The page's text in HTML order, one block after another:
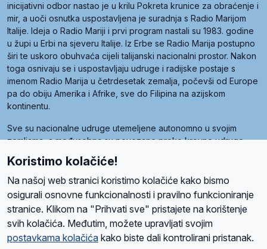
inicijativni odbor nastao je u krilu Pokreta krunice za obraćenje i
mir, a uoči osnutka uspostavljena je suradnja s Radio Marijom
Italije. Ideja o Radio Mariji i prvi program nastali su 1983. godine
u župi u Erbi na sjeveru Italije. Iz Erbe se Radio Marija postupno
širi te uskoro obuhvaća cijeli talijanski nacionalni prostor. Nakon
toga osnivaju se i uspostavljaju udruge i radijske postaje s
imenom Radio Marija u četrdesetak zemalja, počevši od Europe
pa do obiju Amerika i Afrike, sve do Filipina na azijskom
kontinentu.
Sve su nacionalne udruge utemeljene autonomno u svojim
zemljama, a međusobna su povezane preko krovne udruge
Radio Maria). Svjetsku obitelj utemeljilo je sedam članica, među
kojima je i hrvatska Udruga Radio Marija.
O namaRadio ProgramVolonteriPrijateljiKontaktPravila privatnosti
Koristimo kolačiće!
Na našoj web stranici koristimo kolačiće kako bismo
osigurali osnovne funkcionalnosti i pravilno funkcioniranje
stranice. Klikom na "Prihvati sve" pristajete na korištenje
svih kolačića. Međutim, možete upravljati svojim
postavkama kolačića kako biste dali kontrolirani pristanak.